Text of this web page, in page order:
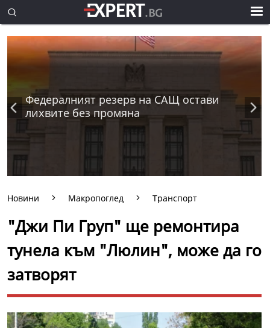
Федералният резерв на САЩ остави
лихвите без промяна
Новини Макропоглед Транспорт
"Джи Пи Груп" ще ремонтира
тунела към "Люлин", може да го
затворят